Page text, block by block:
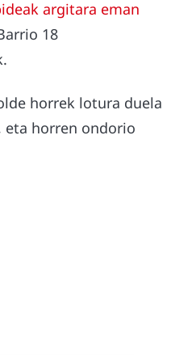
argitara eman
18
horrek lotura duela
horren ondorio